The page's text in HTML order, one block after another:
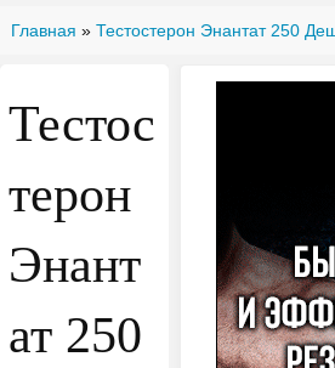
Главная » Тестостерон Энантат 250
Тестос
терон
Энант
ат 250